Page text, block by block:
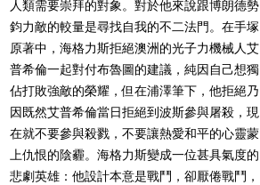
人類需要崇拜的對象。對於他來說跟博朗德勢
鈞力敵的較量是尋找自我的不二法門。在手塚
原著中，海格力斯拒絕澳洲的光子力機械人艾
普希倫一起對付布魯圖的建議，純因自己想獨
佔打敗強敵的榮耀，但在浦澤筆下，他拒絕乃
因既然艾普希倫當日拒絕到波斯參與屠殺，現
在就不要參與殺戮，不要讓熱愛和平的心靈蒙
上仇恨的陰霾。海格力斯變成一位甚具氣度的
悲劇英雄：他設計本意是戰鬥，卻厭倦戰鬥，